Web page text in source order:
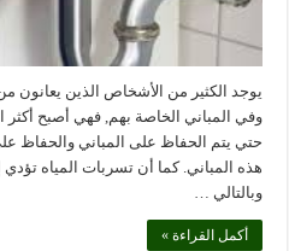
يوجد الكثير من الأشخاص الذين يعانون
وفي المباني الخاصة بهم, فهي أصبح أكثر
حتي يتم الحفاظ على المباني والحفاظ
هذه المباني. كما أن تسربات المياه
وبالتالي …
أكمل القراءة »